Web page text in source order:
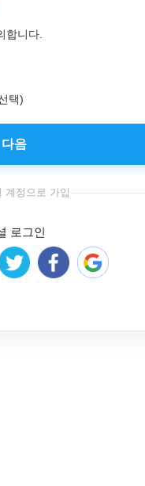
합니다.
택)
다음
계정으로 가입
로그인